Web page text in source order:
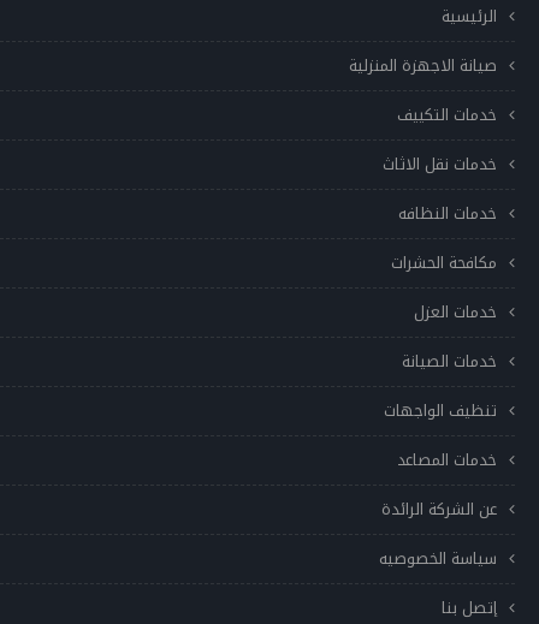
الرئيسية
صيانة الاجهزة المنزلية
خدمات التكييف
خدمات نقل الاثاث
خدمات النظافه
مكافحة الحشرات
خدمات العزل
خدمات الصيانة
تنظيف الواجهات
خدمات المصاعد
عن الشركة الرائدة
سياسة الخصوصيه
إتصل بنا